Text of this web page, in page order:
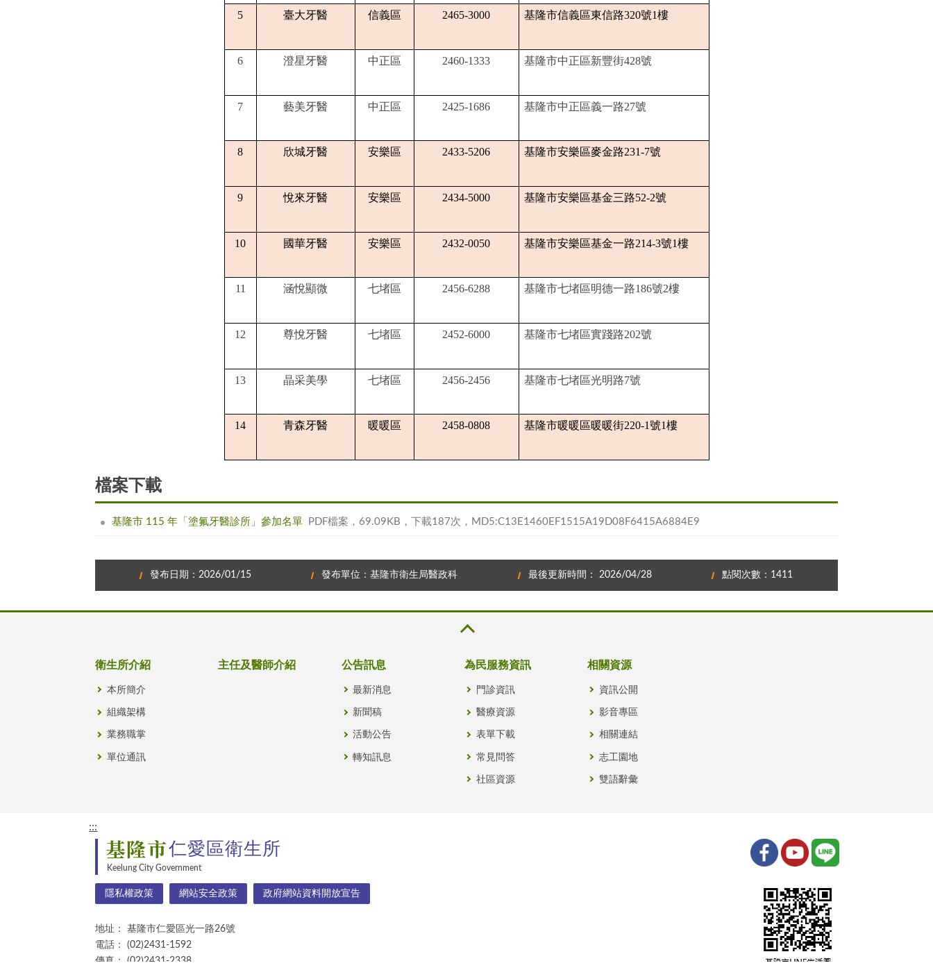
5 臺大牙醫 信義區 2465-3000 基隆市信義區東信路320號1樓
6 澄星牙醫 中正區 2460-1333 基隆市中正區新豐街428號
7 藝美牙醫 中正區 2425-1686 基隆市中正區義一路27號
8 欣城牙醫 安樂區 2433-5206 基隆市安樂區麥金路231-7號
9 悅來牙醫 安樂區 2434-5000 基隆市安樂區基金三路52-2號
10 國華牙醫 安樂區 2432-0050 基隆市安樂區基金一路214-3號1樓
11 涵悅顯微 七堵區 2456-6288 基隆市七堵區明德一路186號2樓
12 尊悅牙醫 七堵區 2452-6000 基隆市七堵區實踐路202號
13 晶采美學 七堵區 2456-2456 基隆市七堵區光明路7號
14 青森牙醫 暖暖區 2458-0808 基隆市暖暖區暖暖街220-1號1樓
檔案下載
基隆市 115 年「塗氟牙醫診所」參加名單 PDF檔案，69.09KB，下載187次，MD5:C13E1460EF1515A19D08F6415A6884E9
發布日期：2026/01/15 發布單位：基隆市衛生局醫政科 最後更新時間： 2026/04/28 點閱次數：1411
衛生所介紹
本所簡介
組織架構
業務職掌
單位通訊
主任及醫師介紹 公告訊息
最新消息
新聞稿
活動公告
轉知訊息
為民服務資訊
門診資訊
醫療資源
表單下載
常見問答
社區資源
相關資源
資訊公開
影音專區
相關連結
志工園地
雙語辭彙
:::
基隆市仁愛區衛生所
Keelung City Government
隱私權政策 網站安全政策 政府網站資料開放宣告
地址：
基隆市仁愛區光一路26號
電話：
(02)2431-1592
傳真：
(02)2431-2338